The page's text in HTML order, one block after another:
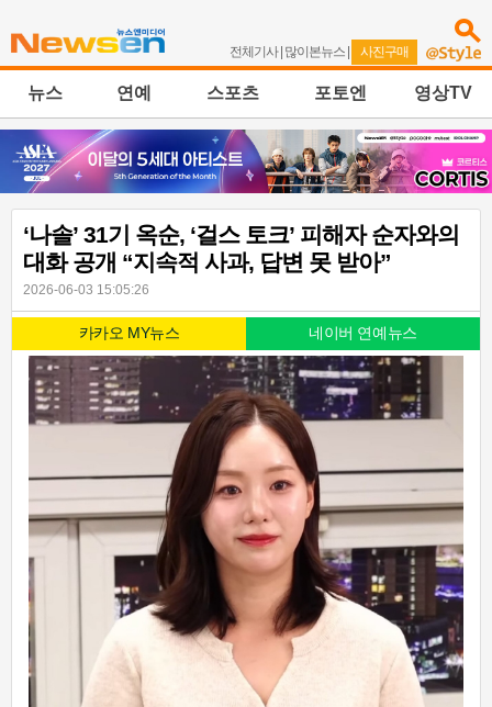
전체기사| 많이본뉴스 | 사진구매
뉴스 연예 스포츠 포토엔 영상TV
‘나솔’ 31기 옥순, ‘걸스 토크’ 피해자 순자와의
대화 공개 “지속적 사과, 답변 못 받아”
2026-06-03 15:05:26
카카오 MY뉴스 네이버 연예뉴스